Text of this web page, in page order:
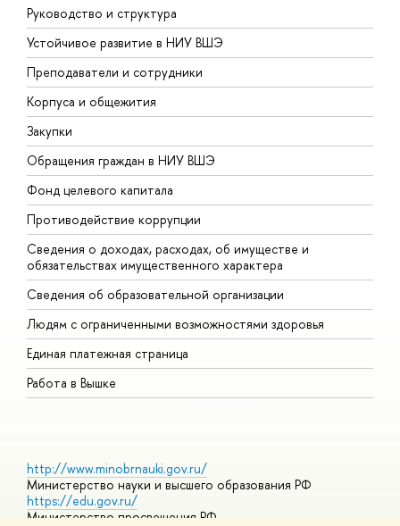
Руководство и структура
Устойчивое развитие в НИУ ВШЭ
Преподаватели и сотрудники
Корпуса и общежития
Закупки
Обращения граждан в НИУ ВШЭ
Фонд целевого капитала
Противодействие коррупции
Сведения о доходах, расходах, об имуществе и
обязательствах имущественного характера
Сведения об образовательной организации
Людям с ограниченными возможностями здоровья
Единая платежная страница
Работа в Вышке
http://www.minobrnauki.gov.ru/
Министерство науки и высшего образования РФ
https://edu.gov.ru/
Министерство просвещения РФ